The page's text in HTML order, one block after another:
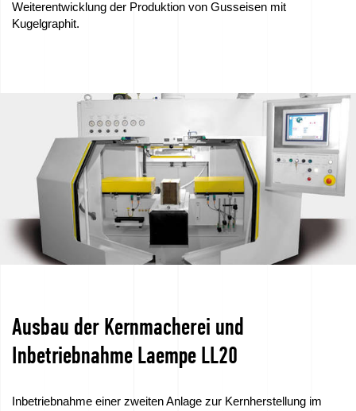
Wir
horses
Filme
Gießerei
Kontakt
Weiterentwicklung der Produktion von Gusseisen mit
Kugelgraphit.
Ausbau der Kernmacherei und
Inbetriebnahme Laempe LL20
Inbetriebnahme einer zweiten Anlage zur Kernherstellung im